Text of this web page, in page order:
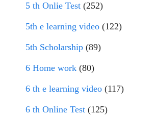
5 th Onlie Test (252)
5th e learning video (122)
5th Scholarship (89)
6 Home work (80)
6 th e learning video (117)
6 th Online Test (125)